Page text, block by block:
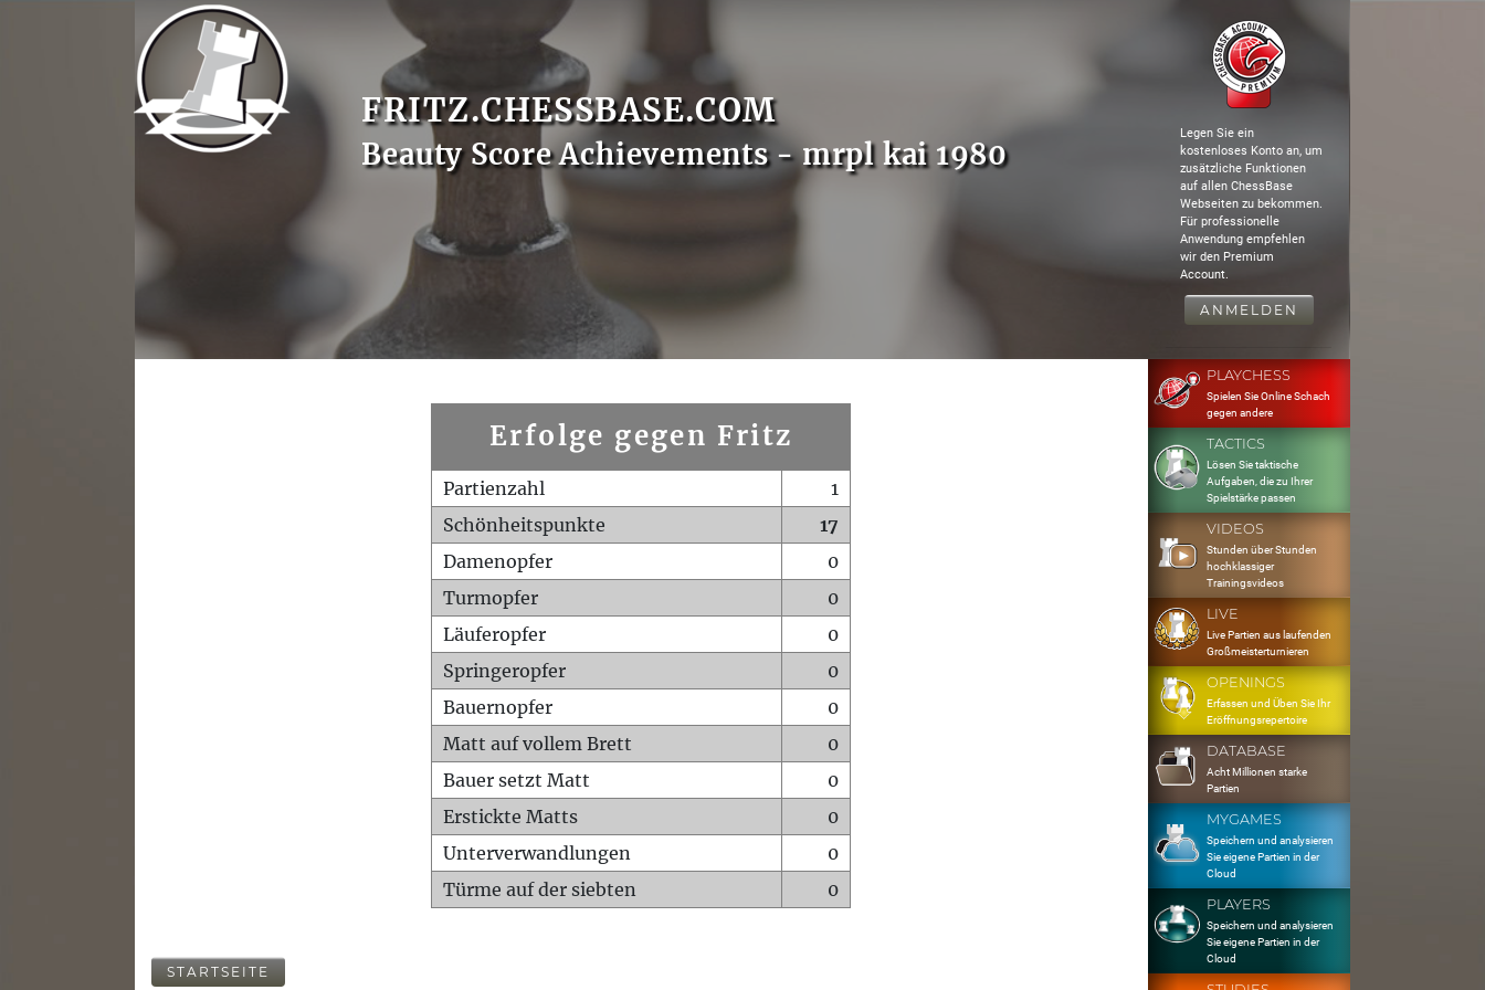
FRITZ.CHESSBASE.COM
Beauty Score Achievements - mrpl kai 1980
Legen Sie ein
kostenloses Konto an, um
zusätzliche Funktionen
auf allen ChessBase
Webseiten zu bekommen.
Für professionelle
Anwendung empfehlen
wir den Premium
Account.
ANMELDEN
Erfolge gegen Fritz
Partienzahl
1
Schönheitspunkte
17
Damenopfer
0
Turmopfer
0
Läuferopfer
0
Springeropfer
0
Bauernopfer
0
Matt auf vollem Brett
0
Bauer setzt Matt
0
Erstickte Matts
0
Unterverwandlungen
0
Türme auf der siebten
0
STARTSEITE
PLAYCHESS
Spielen Sie Online Schach
gegen andere
TACTICS
Lösen Sie taktische
Aufgaben, die zu Ihrer
Spielstärke passen
VIDEOS
Stunden über Stunden
hochklassiger
Trainingsvideos
LIVE
Live Partien aus laufenden
Großmeisterturnieren
OPENINGS
Erfassen und Üben Sie Ihr
Eröffnungsrepertoire
DATABASE
Acht Millionen starke
Partien
MYGAMES
Speichern und analysieren
Sie eigene Partien in der
Cloud
PLAYERS
Speichern und analysieren
Sie eigene Partien in der
Cloud